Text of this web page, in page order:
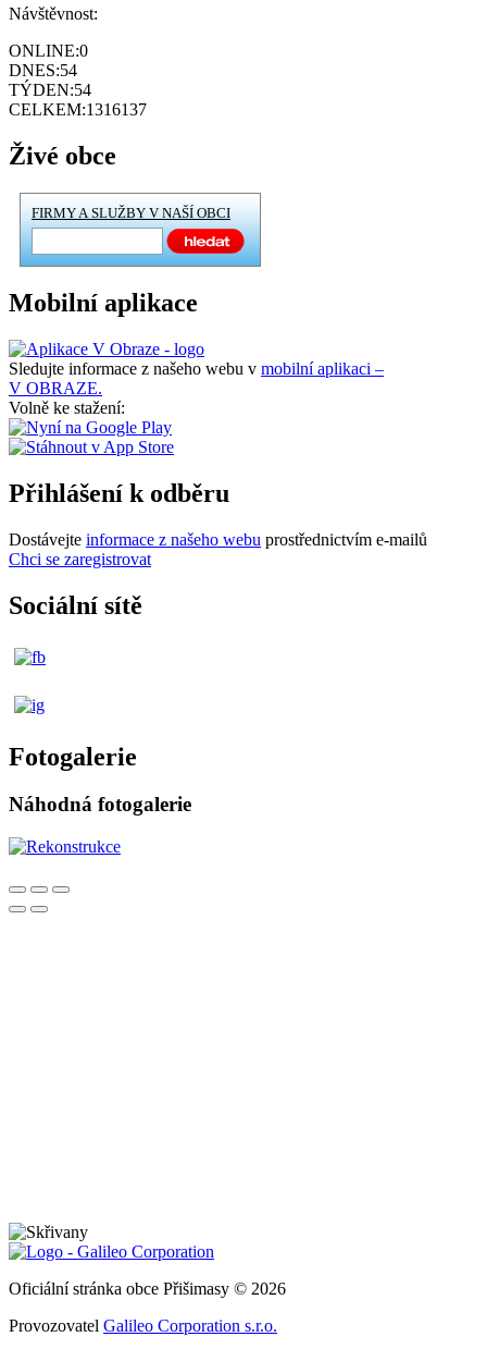
Návštěvnost:
ONLINE:0
DNES:54
TÝDEN:54
CELKEM:1316137
Živé obce
FIRMY A SLUŽBY V NAŠÍ OBCI
Mobilní aplikace
Sledujte informace z našeho webu v mobilní aplikaci –
V OBRAZE.
Volně ke stažení:
Přihlášení k odběru
Dostávejte informace z našeho webu prostřednictvím e-mailů
Chci se zaregistrovat
Sociální sítě
Fotogalerie
Náhodná fotogalerie
Oficiální stránka obce Přišimasy © 2026
Provozovatel Galileo Corporation s.r.o.